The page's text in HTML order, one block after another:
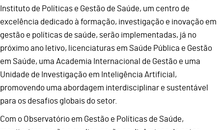
Instituto de Políticas e Gestão de Saúde, um centro de
excelência dedicado à formação, investigação e inovação em
gestão e políticas de saúde, serão implementadas, já no
próximo ano letivo, licenciaturas em Saúde Pública e Gestão
em Saúde, uma Academia Internacional de Gestão e uma
Unidade de Investigação em Inteligência Artificial,
promovendo uma abordagem interdisciplinar e sustentável
para os desafios globais do setor.
Com o Observatório em Gestão e Políticas de Saúde,